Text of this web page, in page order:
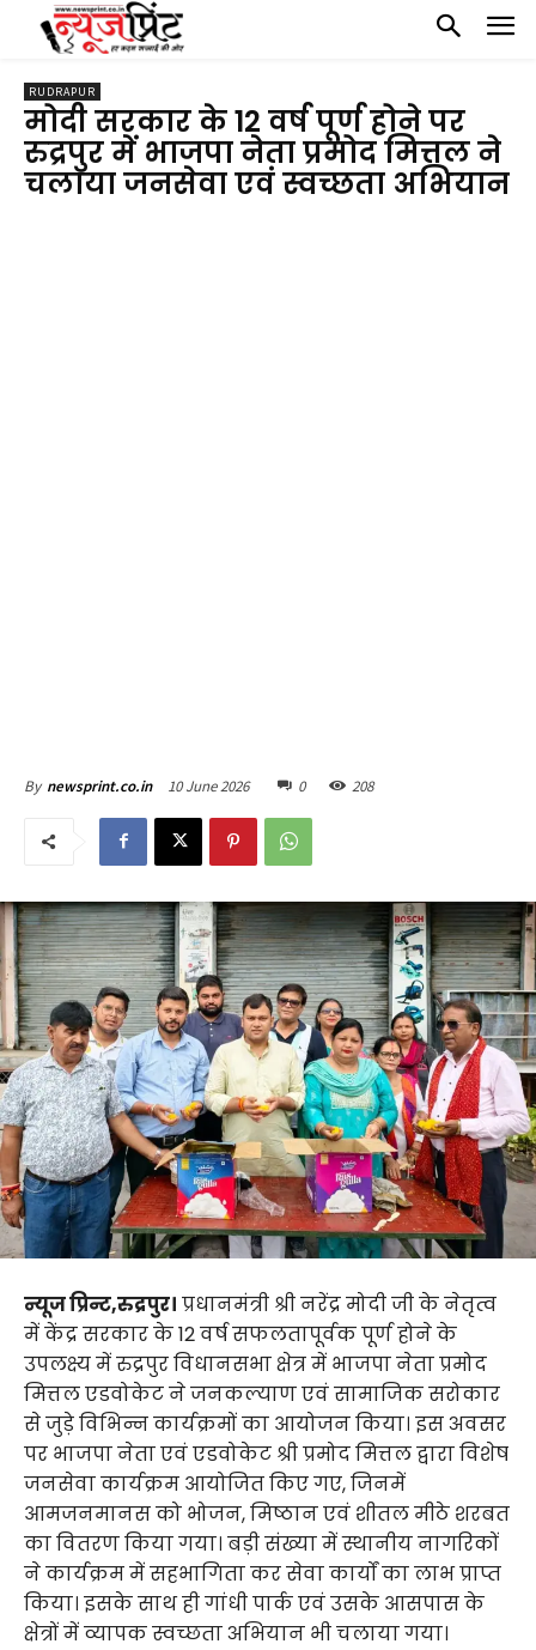
RUDRAPUR
मोदी सरकार के 12 वर्ष पूर्ण होने पर
रुद्रपुर में भाजपा नेता प्रमोद मित्तल ने
चलाया जनसेवा एवं स्वच्छता अभियान
By newsprint.co.in 10 June 2026 0 208
न्यूज प्रिन्ट,रुद्रपुर। प्रधानमंत्री श्री नरेंद्र मोदी जी के नेतृत्व
में केंद्र सरकार के 12 वर्ष सफलतापूर्वक पूर्ण होने के
उपलक्ष्य में रुद्रपुर विधानसभा क्षेत्र में भाजपा नेता प्रमोद
मित्तल एडवोकेट ने जनकल्याण एवं सामाजिक सरोकार
से जुड़े विभिन्न कार्यक्रमों का आयोजन किया। इस अवसर
पर भाजपा नेता एवं एडवोकेट श्री प्रमोद मित्तल द्वारा विशेष
जनसेवा कार्यक्रम आयोजित किए गए, जिनमें
आमजनमानस को भोजन, मिष्ठान एवं शीतल मीठे शरबत
का वितरण किया गया। बड़ी संख्या में स्थानीय नागरिकों
ने कार्यक्रम में सहभागिता कर सेवा कार्यों का लाभ प्राप्त
किया। इसके साथ ही गांधी पार्क एवं उसके आसपास के
क्षेत्रों में व्यापक स्वच्छता अभियान भी चलाया गया।